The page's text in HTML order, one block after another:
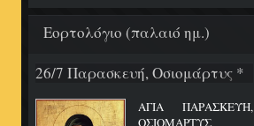
Εορτολόγιο (παλαιό ημ.)
26/7 Παρασκευή, Οσιομάρτυς *
ΑΓΙΑ ΠΑΡΑΣΚΕΥΗ,
ΟΣΙΟΜΑΡΤΥΣ